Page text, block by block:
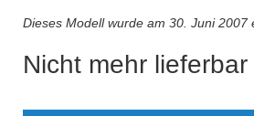
Dieses Modell wurde am 30. Juni 2007
Nicht mehr lieferbar